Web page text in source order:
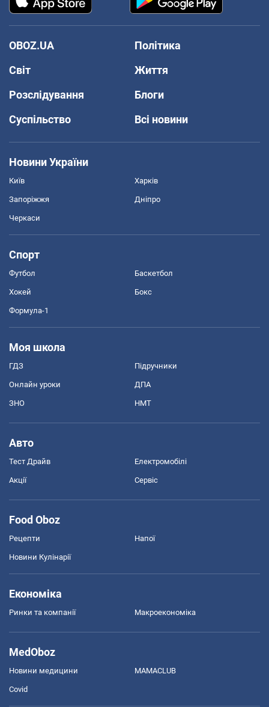
OBOZ.UA
Політика
Світ
Життя
Розслідування
Блоги
Суспільство
Всі новини
Новини України
Київ Харків
Запоріжжя Дніпро
Черкаси
Спорт
Футбол Баскетбол
Хокей Бокс
Формула-1
Моя школа
ГДЗ Підручники
Онлайн уроки ДПА
ЗНО НМТ
Авто
Тест Драйв Електромобілі
Акції Сервіс
Food Oboz
Рецепти Напої
Новини Кулінарії
Економіка
Ринки та компанії Макроекономіка
MedOboz
Новини медицини MAMACLUB
Covid